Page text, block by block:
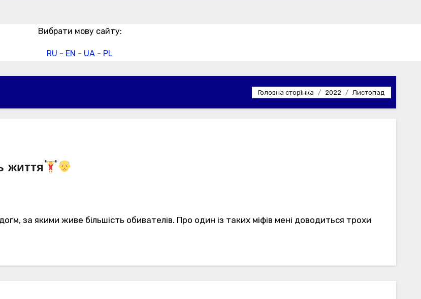
Вибрати мову сайту:
RU - EN - UA - PL
Головна сторінка 2022 Листопад
життя
за якими живе більшість обивателів. Про один із таких міфів мені доводиться трохи